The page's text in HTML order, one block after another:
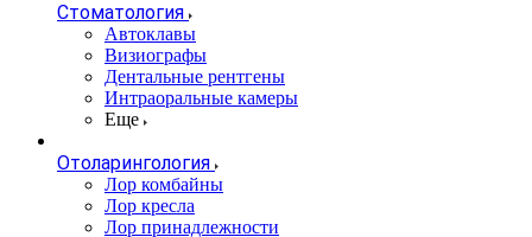
Стоматология
Автоклавы
Визиографы
Дентальные рентгены
Интраоральные камеры
Еще
Отоларингология
Лор комбайны
Лор кресла
Лор принадлежности